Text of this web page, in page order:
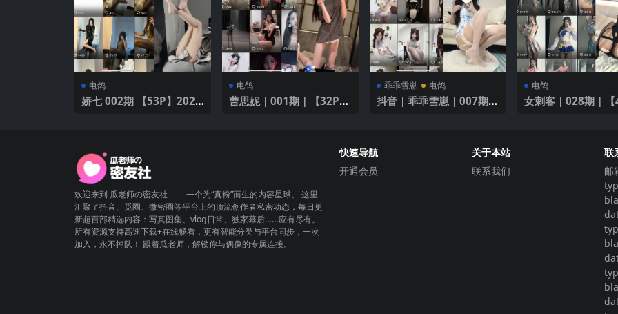
电鸽
娇七 002期 【53P】2025
电鸽
曹思妮｜001期｜【32P10
乖乖雪崽 电鸽
抖音｜乖乖雪崽｜007期｜
电鸽
女刺客｜028期｜
欢迎来到 瓜老师の密友社 ——一个为“真粉”而生的内容星球。 这里
汇聚了抖音、觅圈、微密圈等平台上的顶流创作者私密动态，每日更
新超百部精选内容：写真图集、vlog日常、独家幕后……应有尽有。
所有资源支持高速下载+在线畅看，更有智能分类与平台同步，一次
加入，永不掉队！ 跟着瓜老师，解锁你与偶像的专属连接。
快速导航
开通会员
关于本站
联系我们
联
邮